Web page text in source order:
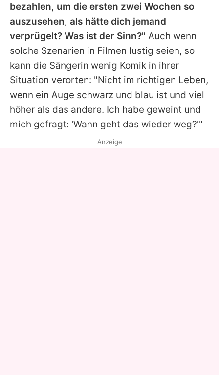
bezahlen, um die ersten zwei Wochen so
auszusehen, als hätte dich jemand
verprügelt? Was ist der Sinn?" Auch wenn
solche Szenarien in Filmen lustig seien, so
kann die Sängerin wenig Komik in ihrer
Situation verorten: "Nicht im richtigen Leben,
wenn ein Auge schwarz und blau ist und viel
höher als das andere. Ich habe geweint und
mich gefragt: 'Wann geht das wieder weg?'"
Anzeige